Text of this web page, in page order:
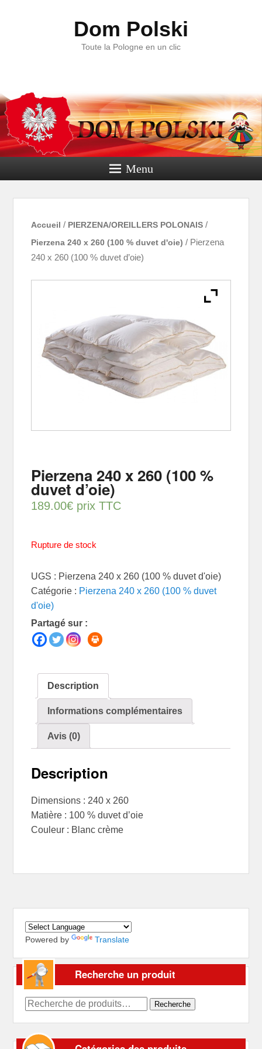
Dom Polski
Toute la Pologne en un clic
Menu
Accueil / PIERZENA/OREILLERS POLONAIS /
Pierzena 240 x 260 (100 % duvet d'oie) / Pierzena
240 x 260 (100 % duvet d’oie)
Pierzena 240 x 260 (100 %
duvet d’oie)
189.00€ prix TTC
Rupture de stock
UGS : Pierzena 240 x 260 (100 % duvet d'oie)
Catégorie : Pierzena 240 x 260 (100 % duvet
d'oie)
Partagé sur :
Description
Informations complémentaires
Avis (0)
Description
Dimensions : 240 x 260
Matière : 100 % duvet d’oie
Couleur : Blanc crème
Powered by Translate
Recherche un produit
Recherche
Recherche